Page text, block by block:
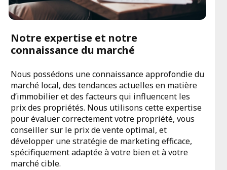
Notre expertise et notre
connaissance du marché
Nous possédons une connaissance approfondie du
marché local, des tendances actuelles en matière
d’immobilier et des facteurs qui influencent les
prix des propriétés. Nous utilisons cette expertise
pour évaluer correctement votre propriété, vous
conseiller sur le prix de vente optimal, et
développer une stratégie de marketing efficace,
spécifiquement adaptée à votre bien et à votre
marché cible.